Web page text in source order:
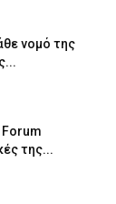
νομό της
της...